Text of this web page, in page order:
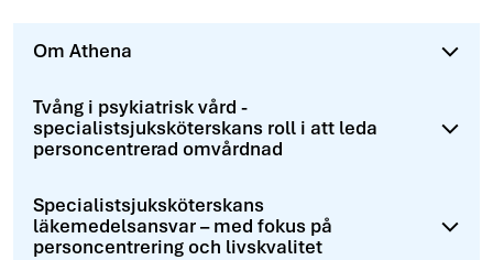
Om Athena
Tvång i psykiatrisk vård -
specialistsjuksköterskans roll i att leda
personcentrerad omvårdnad
Specialistsjuksköterskans
läkemedelsansvar – med fokus på
personcentrering och livskvalitet